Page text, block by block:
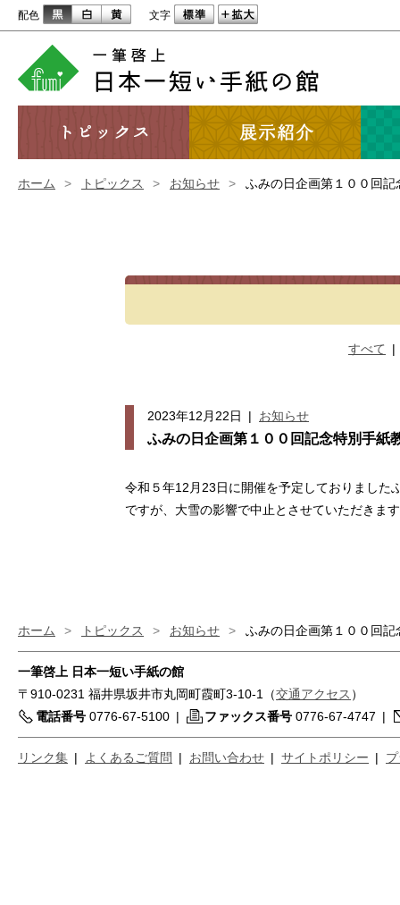
配色 文字
ホーム > トピックス > お知らせ > ふみの日企画第１００回
すべて |
2023年12月22日 | お知らせ
ふみの日企画第１００回記念特別手紙
令和５年12月23日に開催を予定しておりました
ですが、大雪の影響で中止とさせていただきま
ホーム > トピックス > お知らせ > ふみの日企画第１００回
一筆啓上 日本一短い手紙の館
〒910-0231 福井県坂井市丸岡町霞町3-10-1（交通アクセス ）
電話番号 0776-67-5100 | ファックス番号 0776-67-4747 |
リンク集 | よくあるご質問 | お問い合わせ | サイトポリシー |